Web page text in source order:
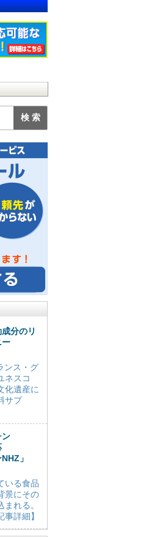
分のリ
ー
ンス・グ
ネスコ
化遺産に
サプ
ン
」
いる食品
景にその
れる。
詳細】